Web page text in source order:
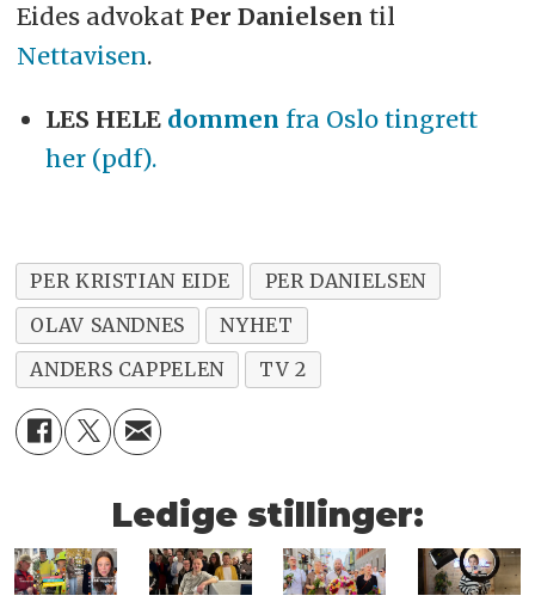
Eides advokat Per Danielsen til
Nettavisen.
LES HELE dommen fra Oslo tingrett
her (pdf).
PER KRISTIAN EIDE
PER DANIELSEN
OLAV SANDNES
NYHET
ANDERS CAPPELEN
TV 2
Ledige stillinger: